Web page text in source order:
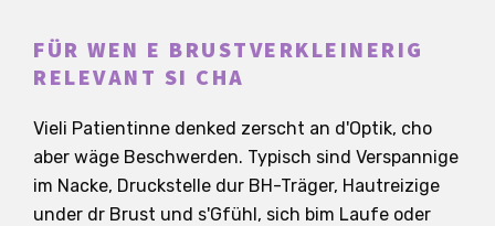
FÜR WEN E BRUSTVERKLEINERIG
RELEVANT SI CHA
Vieli Patientinne denked zerscht an d'Optik, cho
aber wäge Beschwerden. Typisch sind Verspannige
im Nacke, Druckstelle dur BH-Träger, Hautreizige
under dr Brust und s'Gfühl, sich bim Laufe oder